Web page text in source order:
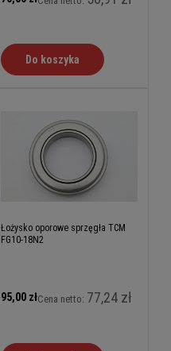
Do koszyka
Łożysko oporowe sprzęgła TCM
FG10-18N2
95,00 złCena netto: 77,24 zł